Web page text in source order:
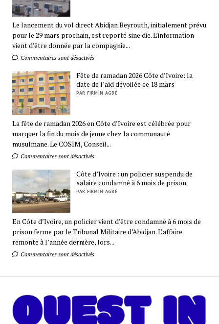
Le lancement du vol direct Abidjan Beyrouth, initialement prévu
pour le 29 mars prochain, est reporté sine die. L’information
vient d’être donnée par la compagnie...
Commentaires sont désactivés
Fête de ramadan 2026 Côte d’Ivoire: la
date de l’aïd dévoilée ce 18 mars
PAR FIRMIN AGBÉ
La fête de ramadan 2026 en Côte d’Ivoire est célébrée pour
marquer la fin du mois de jeune chez la communauté
musulmane. Le COSIM, Conseil...
Commentaires sont désactivés
Côte d’Ivoire : un policier suspendu de
salaire condamné à 6 mois de prison
PAR FIRMIN AGBÉ
En Côte d’Ivoire, un policier vient d’être condamné à 6 mois de
prison ferme par le Tribunal Militaire d’Abidjan. L’affaire
remonte à l’année dernière, lors...
Commentaires sont désactivés